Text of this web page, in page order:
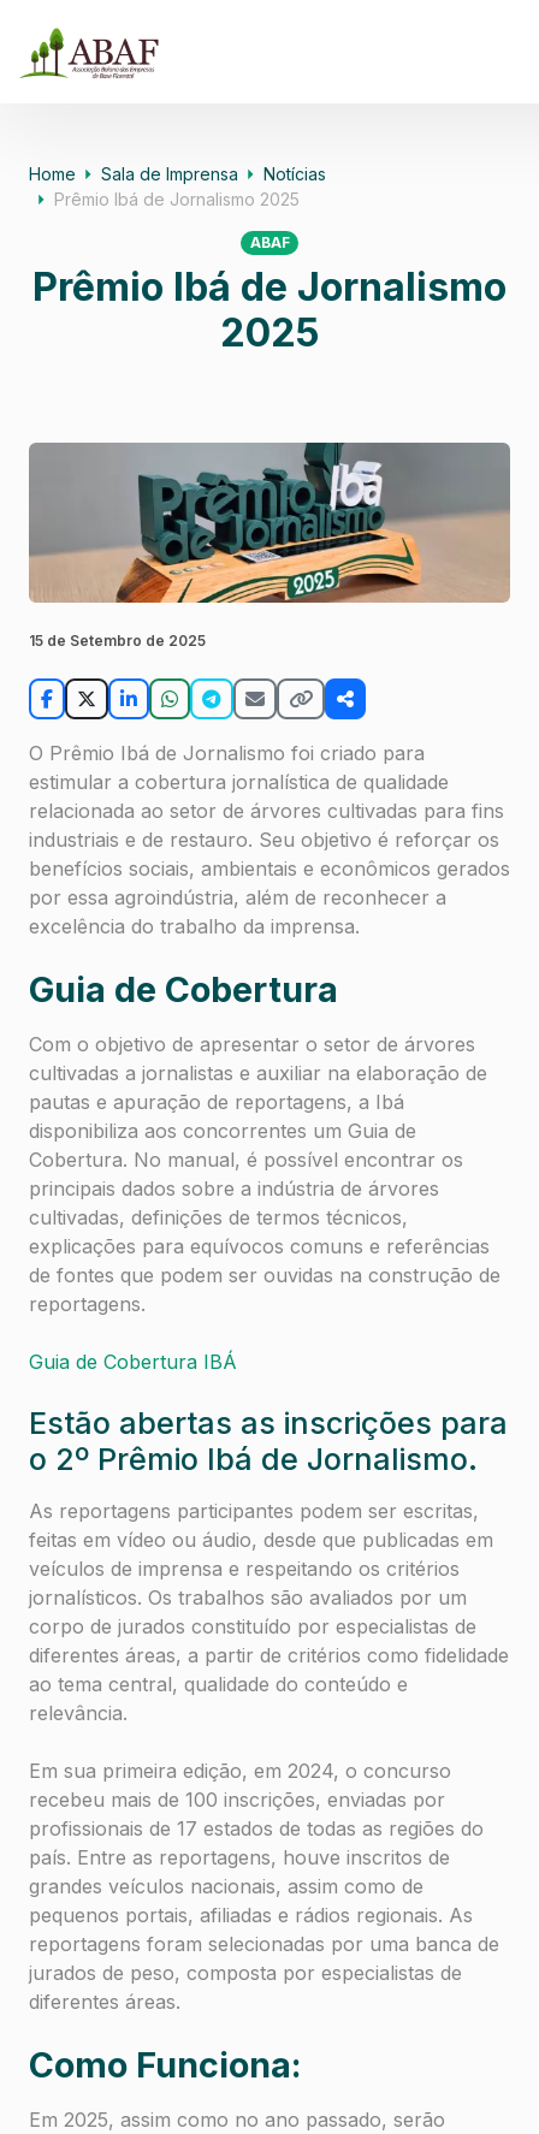
Home Sala de Imprensa
Notícias
Prêmio Ibá de Jornalismo 2025
ABAF
Prêmio Ibá de Jornalismo
2025
15 de Setembro de 2025
O Prêmio Ibá de Jornalismo foi criado para
estimular a cobertura jornalística de qualidade
relacionada ao setor de árvores cultivadas para fins
industriais e de restauro. Seu objetivo é reforçar os
benefícios sociais, ambientais e econômicos gerados
por essa agroindústria, além de reconhecer a
excelência do trabalho da imprensa.
Guia de Cobertura
Com o objetivo de apresentar o setor de árvores
cultivadas a jornalistas e auxiliar na elaboração de
pautas e apuração de reportagens, a Ibá
disponibiliza aos concorrentes um Guia de
Cobertura. No manual, é possível encontrar os
principais dados sobre a indústria de árvores
cultivadas, definições de termos técnicos,
explicações para equívocos comuns e referências
de fontes que podem ser ouvidas na construção de
reportagens.
Guia de Cobertura IBÁ
Estão abertas as inscrições para
o 2º Prêmio Ibá de Jornalismo.
As reportagens participantes podem ser escritas,
feitas em vídeo ou áudio, desde que publicadas em
veículos de imprensa e respeitando os critérios
jornalísticos. Os trabalhos são avaliados por um
corpo de jurados constituído por especialistas de
diferentes áreas, a partir de critérios como fidelidade
ao tema central, qualidade do conteúdo e
relevância.
Em sua primeira edição, em 2024, o concurso
recebeu mais de 100 inscrições, enviadas por
profissionais de 17 estados de todas as regiões do
país. Entre as reportagens, houve inscritos de
grandes veículos nacionais, assim como de
pequenos portais, afiliadas e rádios regionais. As
reportagens foram selecionadas por uma banca de
jurados de peso, composta por especialistas de
diferentes áreas.
Como Funciona:
Em 2025, assim como no ano passado, serão